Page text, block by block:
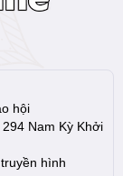
hội
Nam Kỳ Khởi
hình